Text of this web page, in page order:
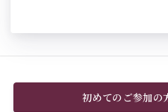
初めてのご参加の